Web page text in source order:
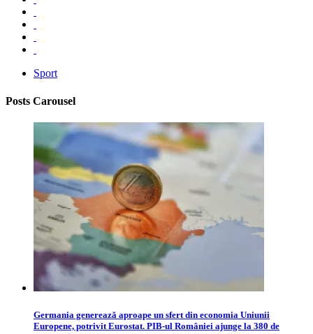
Sport
Posts Carousel
Germania generează aproape un sfert din economia Uniunii
Europene, potrivit Eurostat. PIB-ul României ajunge la 380 de